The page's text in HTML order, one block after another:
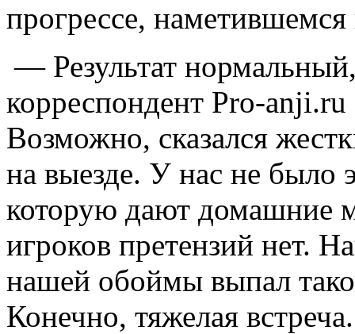
прогрессе, наметившемся
— Результат
корреспондент Pro-
Возможно, сказался
на выезде. У нас не было
которую дают домашние
игроков претензий нет.
нашей обоймы выпал
Конечно, тяжелая